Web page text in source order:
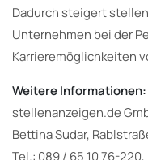
Dadurch steigert
Unternehmen bei der
Karrieremöglichkeiten
Weitere Informationen:
stellenanzeigen.de
Bettina Sudar,
Tel.: 089 / 65 10 76-